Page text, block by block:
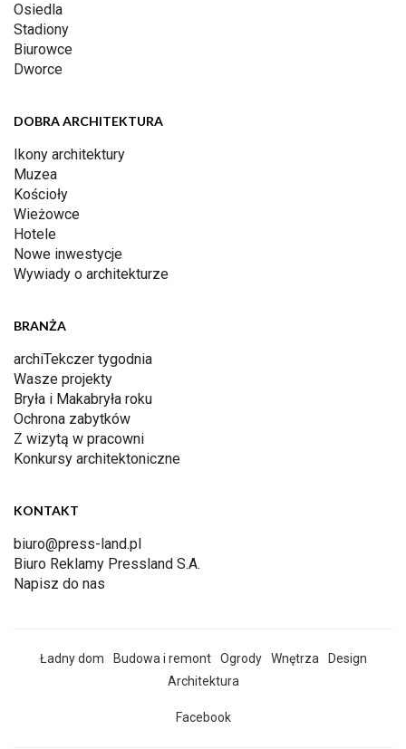
Osiedla
Stadiony
Biurowce
Dworce
DOBRA ARCHITEKTURA
Ikony architektury
Muzea
Kościoły
Wieżowce
Hotele
Nowe inwestycje
Wywiady o architekturze
BRANŻA
archiTekczer tygodnia
Wasze projekty
Bryła i Makabryła roku
Ochrona zabytków
Z wizytą w pracowni
Konkursy architektoniczne
KONTAKT
biuro@press-land.pl
Biuro Reklamy Pressland S.A.
Napisz do nas
Ładny dom Budowa i remont Ogrody Wnętrza
Design
Architektura
Facebook